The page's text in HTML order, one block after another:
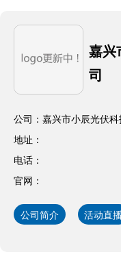
嘉兴
司
公司：嘉兴市小辰光伏
地址：
电话：
官网：
公司简介 活动直